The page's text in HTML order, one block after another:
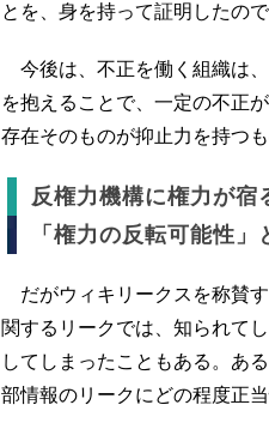
とを、身を持って証明したので
今後は、不正を働く組織は
を抱えることで、一定の不正
存在そのものが抑止力を持つも
反権力機構に権力が宿
「権力の反転可能性」
だがウィキリークスを称賛
関するリークでは、知られて
してしまったこともある。あ
部情報のリークにどの程度正